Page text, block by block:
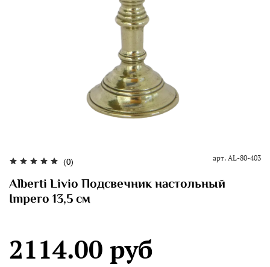
(0) арт. AL-80-403
Alberti Livio Подсвечник настольный
Impero 13,5 см
2114.00 руб